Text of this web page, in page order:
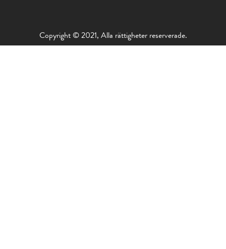
Copyright © 2021, Alla rättigheter reserverade.